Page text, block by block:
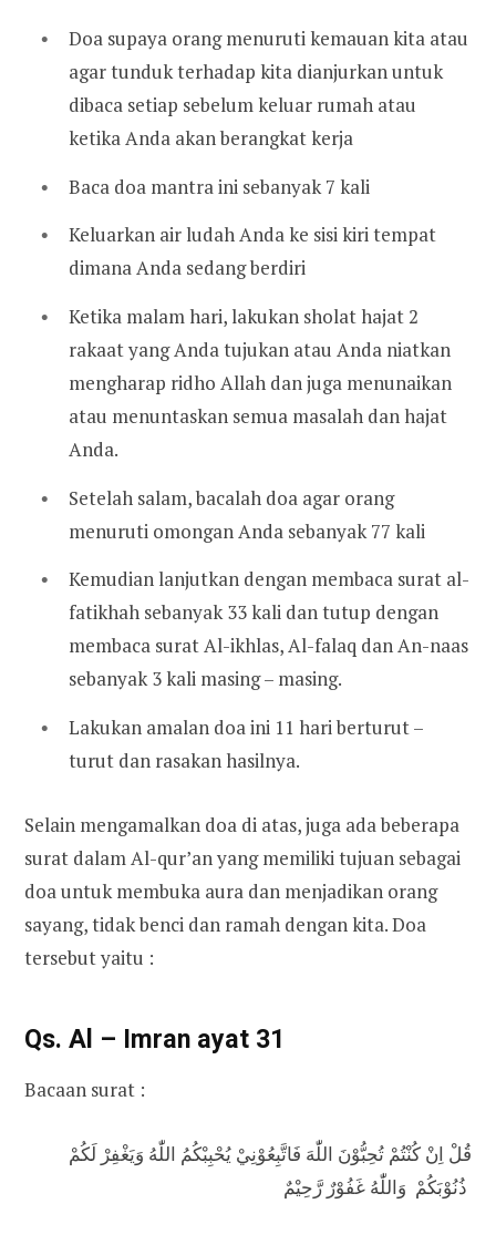
Doa supaya orang menuruti kemauan kita atau
agar tunduk terhadap kita dianjurkan untuk
dibaca setiap sebelum keluar rumah atau
ketika Anda akan berangkat kerja
Baca doa mantra ini sebanyak 7 kali
Keluarkan air ludah Anda ke sisi kiri tempat
dimana Anda sedang berdiri
Ketika malam hari, lakukan sholat hajat 2
rakaat yang Anda tujukan atau Anda niatkan
mengharap ridho Allah dan juga menunaikan
atau menuntaskan semua masalah dan hajat
Anda.
Setelah salam, bacalah doa agar orang
menuruti omongan Anda sebanyak 77 kali
Kemudian lanjutkan dengan membaca surat al-
fatikhah sebanyak 33 kali dan tutup dengan
membaca surat Al-ikhlas, Al-falaq dan An-naas
sebanyak 3 kali masing – masing.
Lakukan amalan doa ini 11 hari berturut –
turut dan rasakan hasilnya.
Selain mengamalkan doa di atas, juga ada beberapa
surat dalam Al-qur’an yang memiliki tujuan sebagai
doa untuk membuka aura dan menjadikan orang
sayang, tidak benci dan ramah dengan kita. Doa
tersebut yaitu :
Qs. Al – Imran ayat 31
Bacaan surat :
قُلْ اِنْ كُنْتُمْ تُحِبُّوْنَ اللّٰهَ فَاتَّبِعُوْنِيْ يُحْبِبْكُمُ اللّٰهُ وَيَغْفِرْ لَكُمْ